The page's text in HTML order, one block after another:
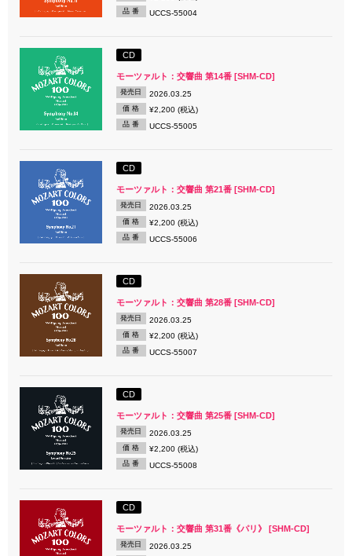
品 番 UCCS-55004
CD
モーツァルト：交響曲 第14番 [SHM-CD]
発売日 2026.03.25
価 格 ¥2,200 (税込)
品 番 UCCS-55005
CD
モーツァルト：交響曲 第21番 [SHM-CD]
発売日 2026.03.25
価 格 ¥2,200 (税込)
品 番 UCCS-55006
CD
モーツァルト：交響曲 第28番 [SHM-CD]
発売日 2026.03.25
価 格 ¥2,200 (税込)
品 番 UCCS-55007
CD
モーツァルト：交響曲 第25番 [SHM-CD]
発売日 2026.03.25
価 格 ¥2,200 (税込)
品 番 UCCS-55008
CD
モーツァルト：交響曲 第31番《パリ》 [SHM-CD]
発売日 2026.03.25